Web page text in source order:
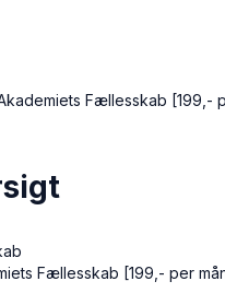
Fællesskab [199,-
Fællesskab [199,- per